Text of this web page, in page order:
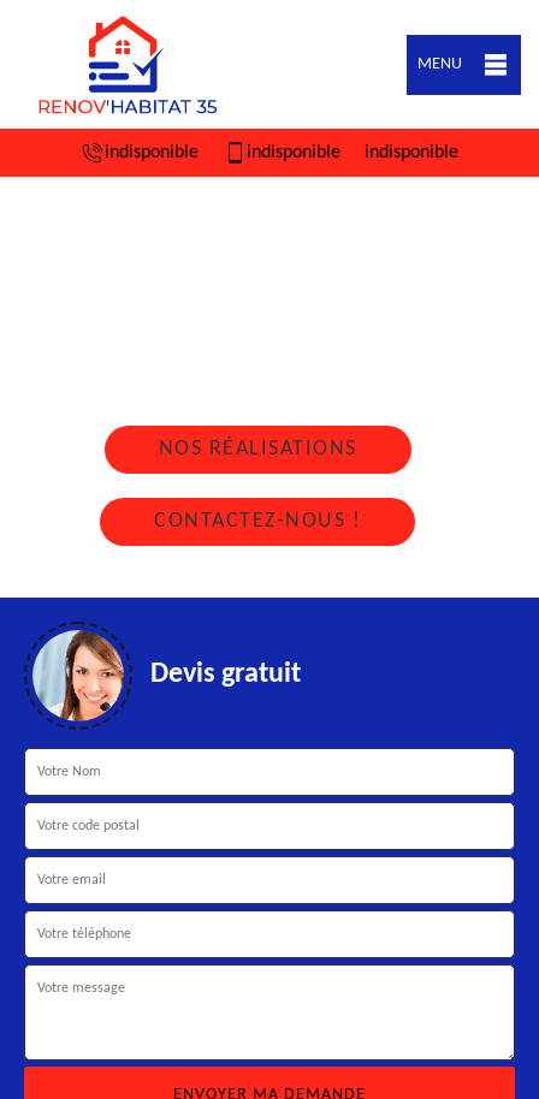
MENU
indisponible indisponible indisponible
NOS RÉALISATIONS
CONTACTEZ-NOUS !
Devis gratuit